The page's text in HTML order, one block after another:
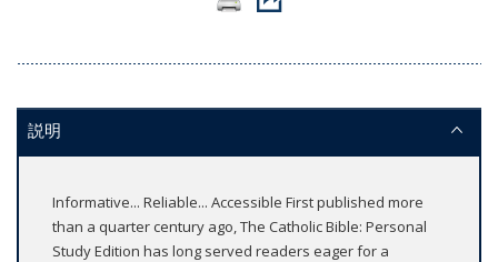
説明
Informative... Reliable... Accessible First published more
than a quarter century ago, The Catholic Bible: Personal
Study Edition has long served readers eager for a